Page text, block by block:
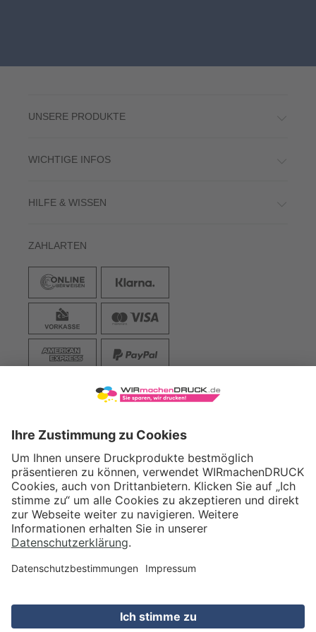
UNSERE PRODUKTE
WICHTIGE INFOS
HILFE & WISSEN
ZAHLARTEN
VERSAND
WIRmachenDRUCK GmbH